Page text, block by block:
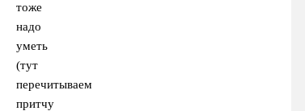
тоже
надо
уметь
(тут
перечитываем
притчу